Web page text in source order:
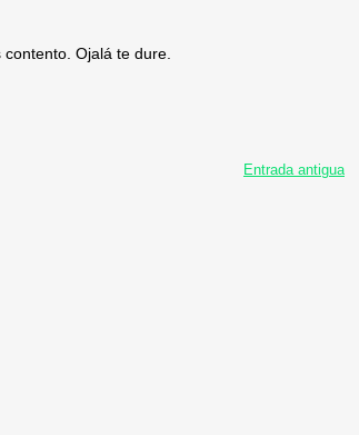
Ojalá te dure.
Entrada antigua